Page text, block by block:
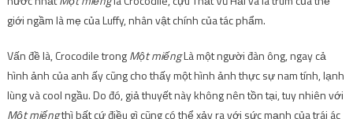
giới ngầm là mẹ của Luffy, nhân vật chính của tác phẩm.
Vấn đề là, Crocodile trongMột miếngLà một người đàn ông, ngay cả
hình ảnh của anh ấy cũng cho thấy một hình ảnh thực sự nam tính, lạnh
lùng và cool ngầu. Do đó, giả thuyết này không nên tồn tại, tuy nhiên với
Một miếngthì bất cứ điều gì cũng có thể xảy ra với sức mạnh của trái ác